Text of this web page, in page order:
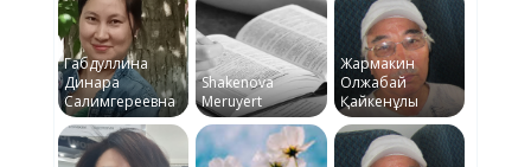
Габдуллина
Динара
Салимгереевна
Shakenova
Meruyert
Жармакин
Олжабай
Қайкенұлы